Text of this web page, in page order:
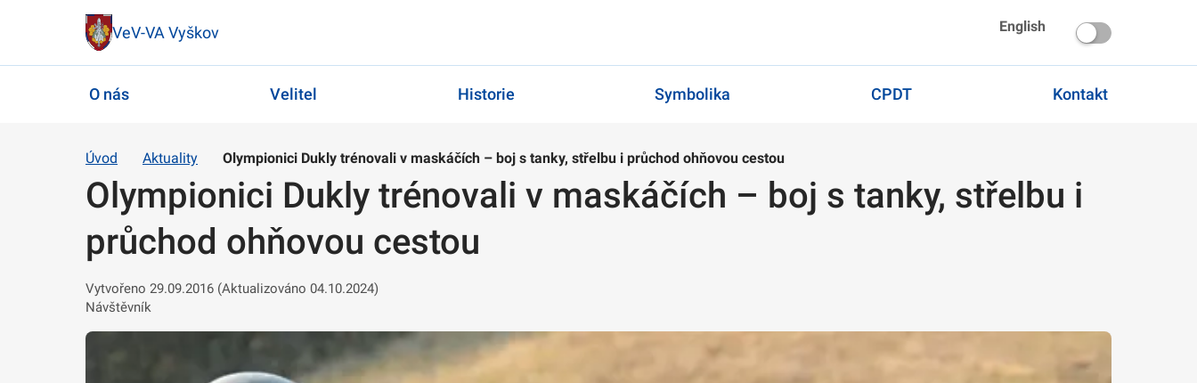
VeV-VA Vyškov English
O nás Velitel Historie Symbolika CPDT Kontakt
Úvod Aktuality Olympionici Dukly trénovali v maskáčích – boj s tanky, střelbu i průchod ohňovou cestou
Olympionici Dukly trénovali v maskáčích – boj s tanky, střelbu i
průchod ohňovou cestou
Vytvořeno 29.09.2016 (Aktualizováno 04.10.2024)
Návštěvník